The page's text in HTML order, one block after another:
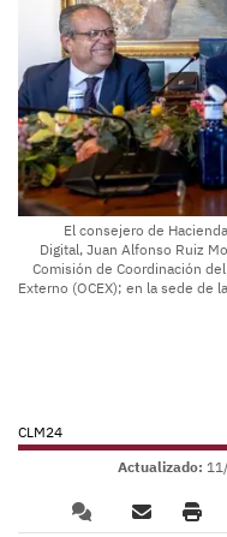
El consejero de
Digital, Juan Alfonso Ruiz
Comisión de Coordinación
Externo (OCEX); en la sede de
CLM24
Actualizado: